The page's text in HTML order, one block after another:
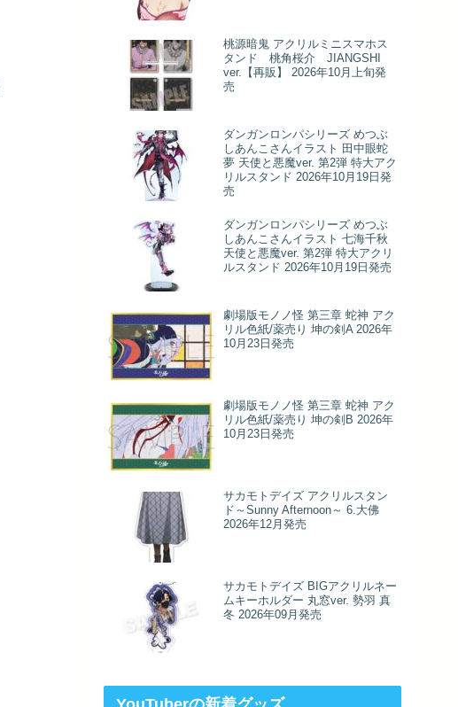
桃源暗鬼 アクリルミニスマホス
タンド 桃角桜介 JIANGSHI
ver.【再販】 2026年10月上旬発
売
ダンガンロンパシリーズ めつぶ
しあんこさんイラスト 田中眼蛇
夢 天使と悪魔ver. 第2弾 特大アク
リルスタンド 2026年10月19日発
売
ダンガンロンパシリーズ めつぶ
しあんこさんイラスト 七海千秋
天使と悪魔ver. 第2弾 特大アクリ
ルスタンド 2026年10月19日発売
劇場版モノノ怪 第三章 蛇神 アク
リル色紙/薬売り 坤の剣A 2026年
10月23日発売
劇場版モノノ怪 第三章 蛇神 アク
リル色紙/薬売り 坤の剣B 2026年
10月23日発売
サカモトデイズ アクリルスタン
ド～Sunny Afternoon～ 6.大佛
2026年12月発売
サカモトデイズ BIGアクリルネー
ムキーホルダー 丸窓ver. 勢羽 真
冬 2026年09月発売